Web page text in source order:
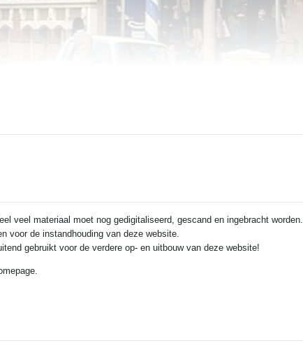
veel materiaal moet nog gedigitaliseerd, gescand en ingebracht worden.
voor de instandhouding van deze website.
gebruikt voor de verdere op- en uitbouw van deze website!